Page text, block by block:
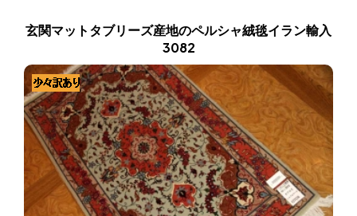
玄関マットタブリーズ産地のペルシャ絨毯イラン輸入
3082